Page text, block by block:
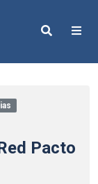
Search
Pacto